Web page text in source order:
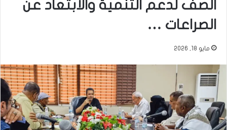
الصف لدعم التنمية والابتعاد عن
الصراعات …
مايو 18, 2026